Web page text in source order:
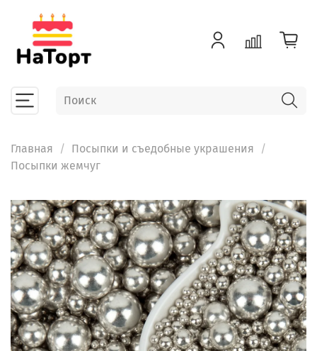
Главная
Посыпки и съедобные украшения
Посыпки жемчуг